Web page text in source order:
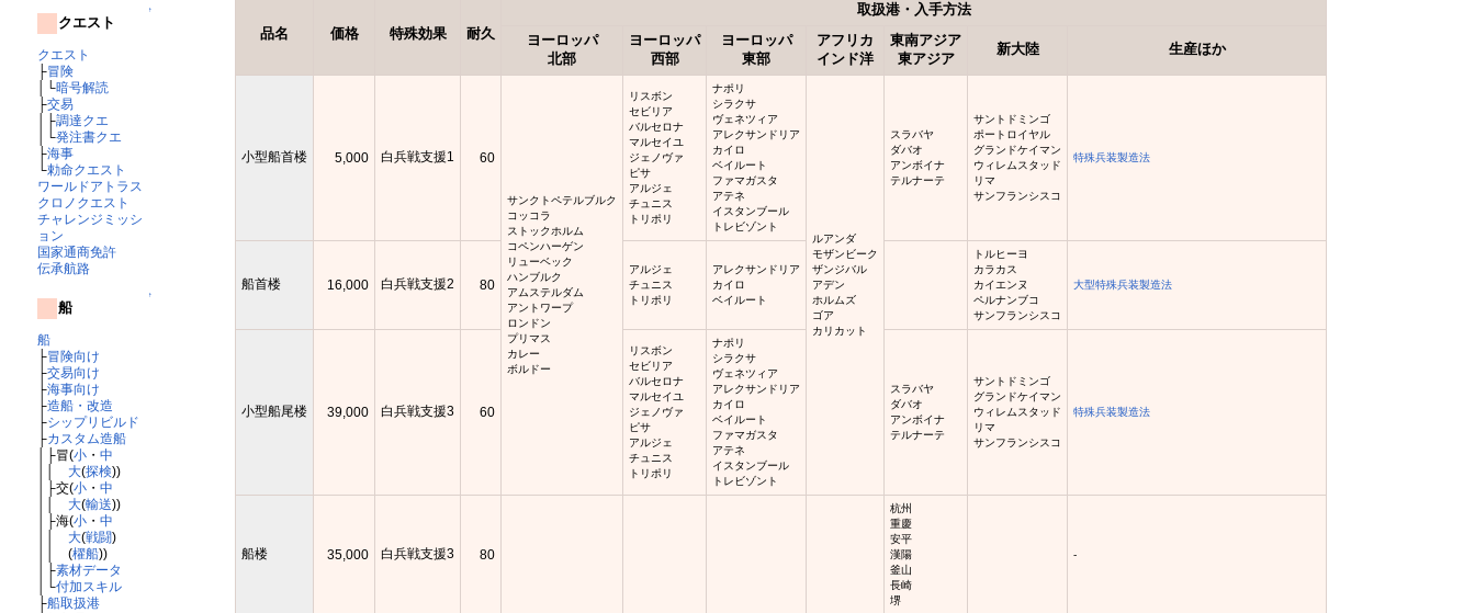
↑
クエスト
クエスト
├冒険
│└暗号解読
├交易
│├調達クエ
│└発注書クエ
├海事
└勅命クエスト
ワールドアトラス
クロノクエスト
チャレンジミッシ
ョン
国家通商免許
伝承航路
↑
船
船
├冒険向け
├交易向け
├海事向け
├造船・改造
├シップリビルド
├カスタム造船
│├冒(小・ 中
大(探検))
│├交(小・ 中
大(輸送))
│├海(小・ 中
大(戦闘)
││ (櫂船))
│├素材データ
│└付加スキル
├船取扱港
品名 価格 特殊効果 耐久
取扱港・入手方法
ヨーロッパ
北部
ヨーロッパ
西部
ヨーロッパ
東部
アフリカ
インド洋
東南アジア
東アジア
新大陸 生産ほか
小型船首楼 5,000 白兵戦支援1 60
サンクトペテルブルク
コッコラ
ストックホルム
コペンハーゲン
リューベック
ハンブルク
アムステルダム
アントワープ
ロンドン
プリマス
カレー
ボルドー
リスボン
セビリア
バルセロナ
マルセイユ
ジェノヴァ
ピサ
アルジェ
チュニス
トリポリ
ナポリ
シラクサ
ヴェネツィア
アレクサンドリア
カイロ
ベイルート
ファマガスタ
アテネ
イスタンブール
トレビゾント
ルアンダ
モザンビーク
ザンジバル
アデン
ホルムズ
ゴア
カリカット
スラバヤ
ダバオ
アンボイナ
テルナーテ
サントドミンゴ
ポートロイヤル
グランドケイマン
ウィレムスタッド
リマ
サンフランシスコ
特殊兵装製造法
船首楼 16,000 白兵戦支援2 80
アルジェ
チュニス
トリポリ
アレクサンドリア
カイロ
ベイルート
トルヒーヨ
カラカス
カイエンヌ
ペルナンブコ
サンフランシスコ
大型特殊兵装製造法
小型船尾楼 39,000 白兵戦支援3 60
リスボン
セビリア
バルセロナ
マルセイユ
ジェノヴァ
ピサ
アルジェ
チュニス
トリポリ
ナポリ
シラクサ
ヴェネツィア
アレクサンドリア
カイロ
ベイルート
ファマガスタ
アテネ
イスタンブール
トレビゾント
スラバヤ
ダバオ
アンボイナ
テルナーテ
サントドミンゴ
グランドケイマン
ウィレムスタッド
リマ
サンフランシスコ
特殊兵装製造法
船楼 35,000 白兵戦支援3 80
杭州
重慶
安平
漢陽
釜山
長崎
堺
-